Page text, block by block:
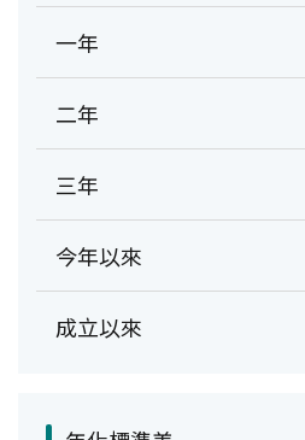
一年
二年
三年
今年以來
成立以來